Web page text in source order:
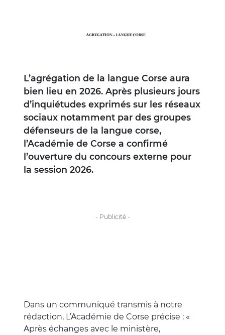
L’agrégation de la langue Corse aura
bien lieu en 2026. Après plusieurs jours
d’inquiétudes exprimés sur les réseaux
sociaux notamment par des groupes
défenseurs de la langue corse,
l’Académie de Corse a confirmé
l’ouverture du concours externe pour
la session 2026.
Dans un communiqué transmis à notre
rédaction, L’Académie de Corse précise : «
Après échanges avec le ministère,